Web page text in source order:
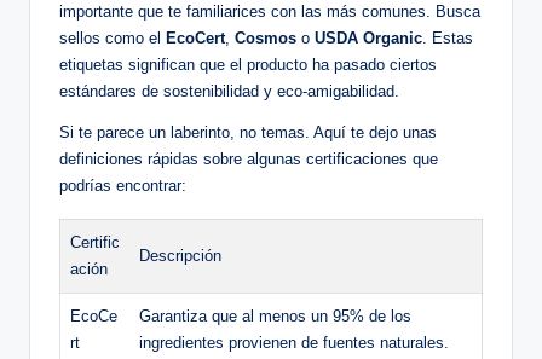
importante que te familiarices con las más comunes. Busca
sellos como el EcoCert, Cosmos o USDA Organic . Estas
etiquetas significan que el producto ha pasado ciertos
estándares de sostenibilidad y eco-amigabilidad.
Si te parece un laberinto, no temas. Aquí te dejo unas
definiciones rápidas sobre algunas certificaciones que
podrías encontrar:
Certific
ación
Descripción
EcoCe
rt
Garantiza que al menos un 95% de los
ingredientes provienen de fuentes naturales.